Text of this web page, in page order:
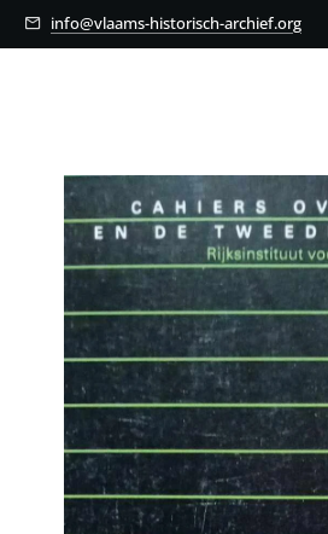
info@vlaams-historisch-archief.org